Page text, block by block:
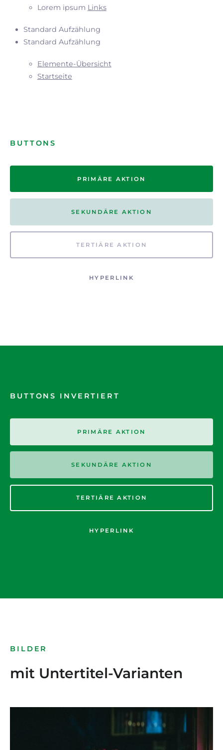
Lorem ipsum Links
Standard Aufzählung
Standard Aufzählung
Elemente-Übersicht
Startseite
BUTTONS
PRIMÄRE AKTION
SEKUNDÄRE AKTION
TERTIÄRE AKTION
HYPERLINK
BUTTONS INVERTIERT
PRIMÄRE AKTION
SEKUNDÄRE AKTION
TERTIÄRE AKTION
HYPERLINK
BILDER
mit Untertitel-Varianten